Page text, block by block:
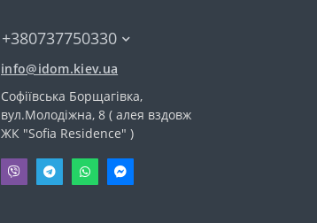
+380737750330
info@idom.kiev.ua
Софіївська Борщагівка,
вул.Молодіжна, 8 ( алея вздовж
ЖК "Sofia Residence" )